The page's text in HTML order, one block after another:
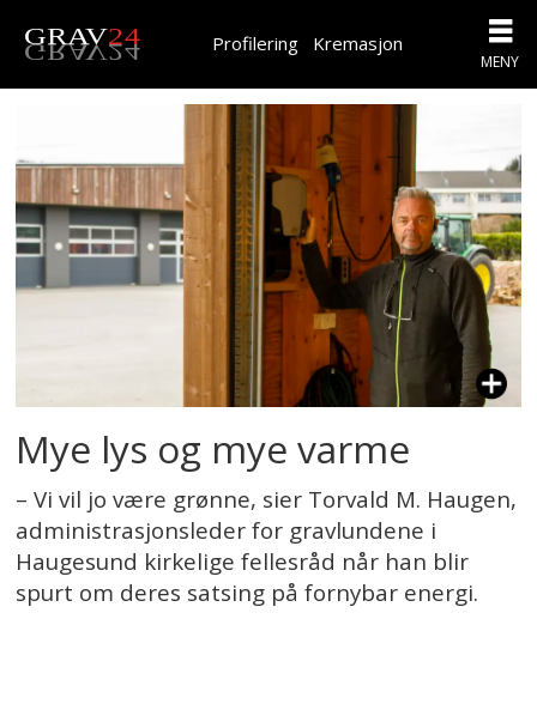
Profilering Kremasjon
solenergi
Mye lys og mye varme
– Vi vil jo være grønne, sier Torvald M. Haugen,
administrasjonsleder for gravlundene i
Haugesund kirkelige fellesråd når han blir
spurt om deres satsing på fornybar energi.